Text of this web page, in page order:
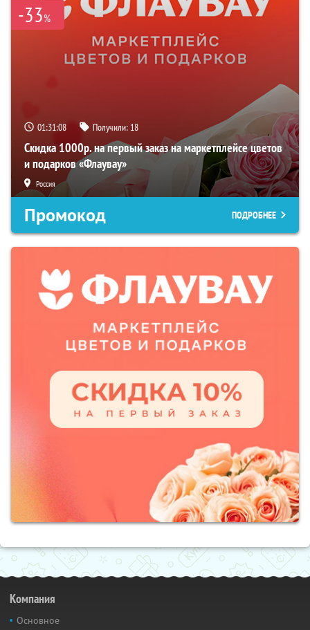
-33%
01:31:07 Получили: 18
Скидка 1000р. на первый заказ на маркетплейсе цветов
и подарков «Флаувау»
Россия
Промокод ПОДРОБНЕЕ
Компания
Основное